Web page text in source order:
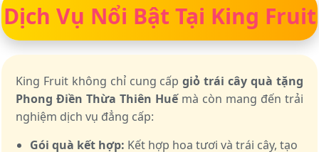
Dịch Vụ Nổi Bật Tại King Fruit
King Fruit không chỉ cung cấpgiỏ trái cây quà tặng
Phong Điền Thừa Thiên Huếmà còn mang đến trải
nghiệm dịch vụ đẳng cấp:
Gói quà kết hợp: Kết hợp hoa tươi và trái cây, tạo